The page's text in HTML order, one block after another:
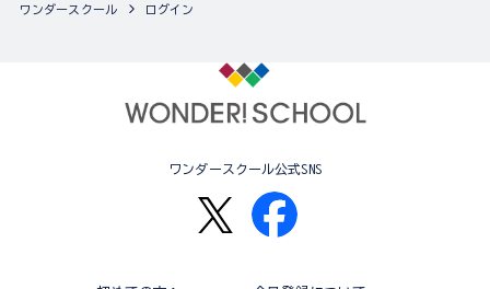
ワンダースクール ログイン
ワンダースクール公式SNS